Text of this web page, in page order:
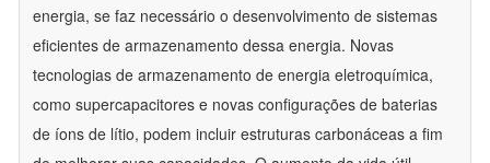
energia, se faz necessário o desenvolvimento de sistemas
eficientes de armazenamento dessa energia. Novas
tecnologias de armazenamento de energia eletroquímica,
como supercapacitores e novas configurações de baterias
de íons de lítio, podem incluir estruturas carbonáceas a fim